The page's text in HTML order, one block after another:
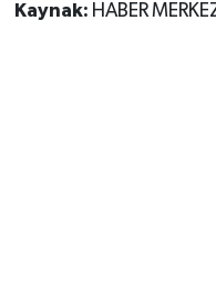
Kaynak: HABER